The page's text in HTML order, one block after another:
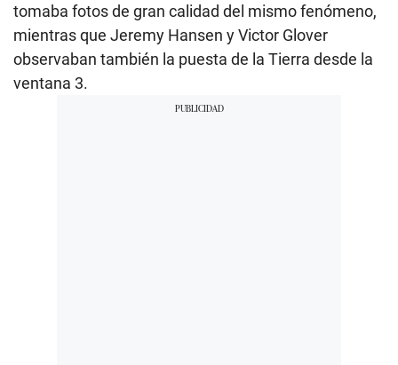
tomaba fotos de gran calidad del mismo fenómeno,
mientras que Jeremy Hansen y Victor Glover
observaban también la puesta de la Tierra desde la
ventana 3.